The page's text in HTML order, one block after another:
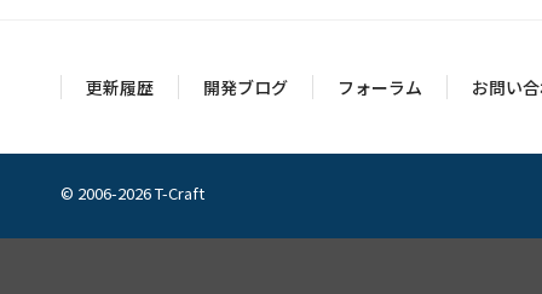
更新履歴 開発ブログ フォーラム お問い
© 2006-2026 T-Craft